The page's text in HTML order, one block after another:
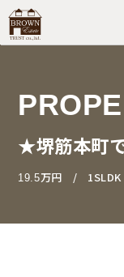
★堺筋本町
19.5万円 1SLDK